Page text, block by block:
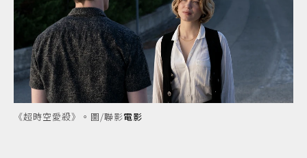
《超時空愛殺》。圖/聯影電影